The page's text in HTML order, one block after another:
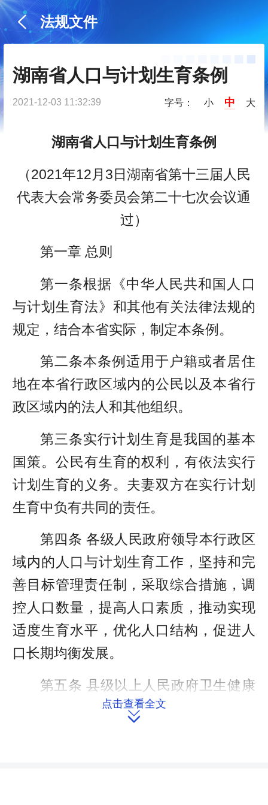
法规文件
湖南省人口与计划生育条例
2021-12-03 11:32:39 字号： 小 中 大
湖南省人口与计划生育条例
（2021年12月3日湖南省第十三届人民
代表大会常务委员会第二十七次会议通
过）
第一章 总则
第一条根据《中华人民共和国人口
与计划生育法》和其他有关法律法规的
规定，结合本省实际，制定本条例。
第二条本条例适用于户籍或者居住
地在本省行政区域内的公民以及本省行
政区域内的法人和其他组织。
第三条实行计划生育是我国的基本
国策。公民有生育的权利，有依法实行
计划生育的义务。夫妻双方在实行计划
生育中负有共同的责任。
第四条 各级人民政府领导本行政区
域内的人口与计划生育工作，坚持和完
善目标管理责任制，采取综合措施，调
控人口数量，提高人口素质，推动实现
适度生育水平，优化人口结构，促进人
口长期均衡发展。
第五条 县级以上人民政府卫生健康
主管部门主管本行政区域内的计划生育
点击查看全文
